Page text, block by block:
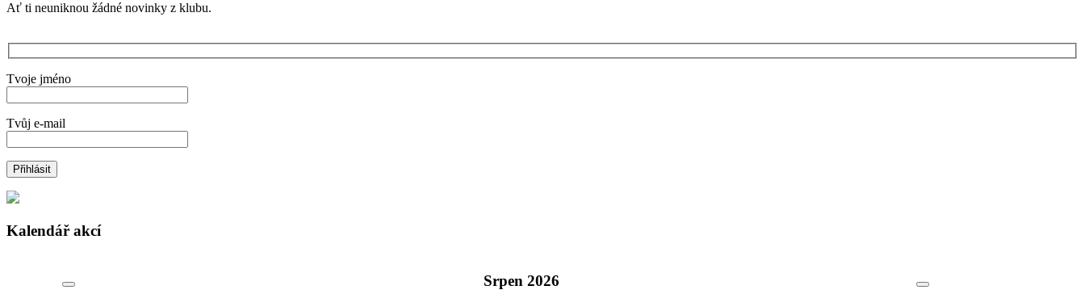
Ať ti neuniknou žádné novinky z klubu.
Tvoje jméno
Tvůj e-mail
Kalendář akcí
Srpen 2026